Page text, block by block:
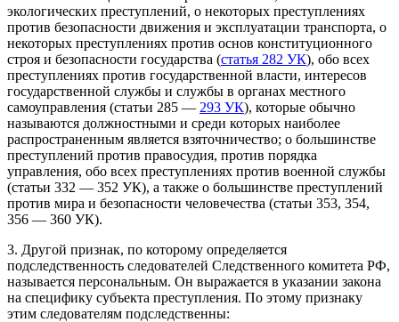
экологических преступлений, о некоторых преступлениях
против безопасности движения и эксплуатации транспорта, о
некоторых преступлениях против основ конституционного
строя и безопасности государства (статья 282 УК), обо всех
преступлениях против государственной власти, интересов
государственной службы и службы в органах местного
самоуправления (статьи 285 — 293 УК), которые обычно
называются должностными и среди которых наиболее
распространенным является взяточничество; о большинстве
преступлений против правосудия, против порядка
управления, обо всех преступлениях против военной службы
(статьи 332 — 352 УК), а также о большинстве преступлений
против мира и безопасности человечества (статьи 353, 354,
356 — 360 УК).
3. Другой признак, по которому определяется
подследственность следователей Следственного комитета РФ,
называется персональным. Он выражается в указании закона
на специфику субъекта преступления. По этому признаку
этим следователям подследственны: